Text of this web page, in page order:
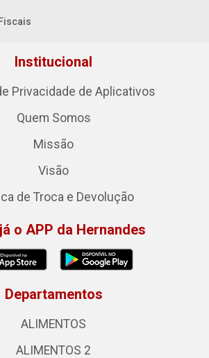
Institucional
Privacidade de Aplicativos
Quem Somos
Missão
Visão
de Troca e Devolução
o APP da Hernandes
Departamentos
ALIMENTOS
ALIMENTOS 2